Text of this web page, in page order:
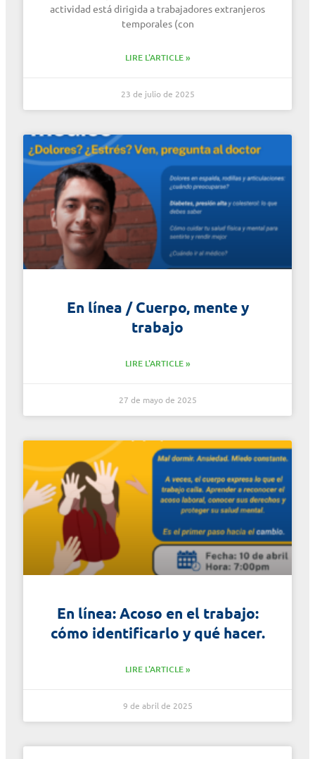
actividad está dirigida a trabajadores extranjeros
temporales (con
LIRE L'ARTICLE »
23 de julio de 2025
En línea / Cuerpo, mente y
trabajo
LIRE L'ARTICLE »
27 de mayo de 2025
En línea: Acoso en el trabajo:
cómo identificarlo y qué hacer.
LIRE L'ARTICLE »
9 de abril de 2025